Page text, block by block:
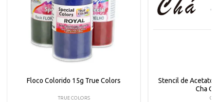
Floco Colorido 15g True Colors
TRUE COLORS
Stencil de Acetato
Cha